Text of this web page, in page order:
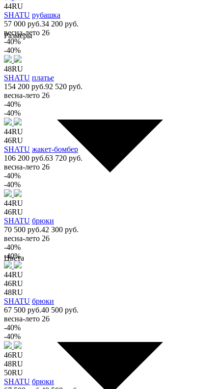
Размеры
Цвета
44RU
SHATU рубашка
57 000 руб.34 200 руб.
весна-лето 26
-40%
-40%
48RU
SHATU платье
154 200 руб.92 520 руб.
весна-лето 26
-40%
-40%
44RU
46RU
SHATU жакет-бомбер
106 200 руб.63 720 руб.
весна-лето 26
-40%
-40%
44RU
46RU
SHATU брюки
70 500 руб.42 300 руб.
весна-лето 26
-40%
-40%
44RU
46RU
48RU
SHATU брюки
67 500 руб.40 500 руб.
весна-лето 26
-40%
-40%
46RU
48RU
50RU
SHATU брюки